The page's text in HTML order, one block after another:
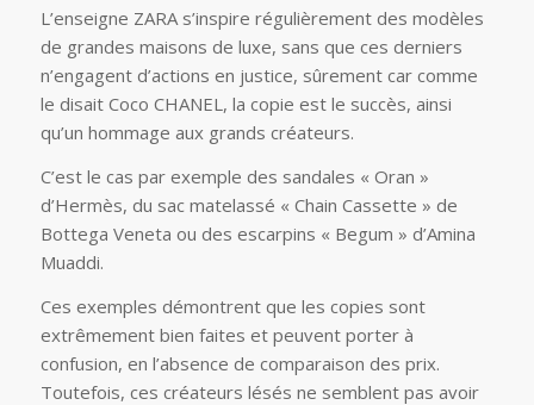
L’enseigne ZARA s’inspire régulièrement des modèles
de grandes maisons de luxe, sans que ces derniers
n’engagent d’actions en justice, sûrement car comme
le disait Coco CHANEL, la copie est le succès, ainsi
qu’un hommage aux grands créateurs.
C’est le cas par exemple des sandales « Oran »
d’Hermès, du sac matelassé « Chain Cassette » de
Bottega Veneta ou des escarpins « Begum » d’Amina
Muaddi.
Ces exemples démontrent que les copies sont
extrêmement bien faites et peuvent porter à
confusion, en l’absence de comparaison des prix.
Toutefois, ces créateurs lésés ne semblent pas avoir